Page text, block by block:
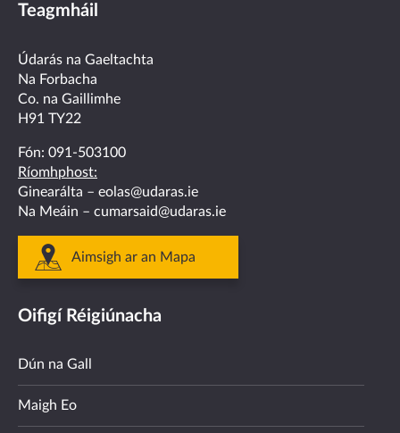
on
facebook
on
twitterlinkedin
Teagmháil
Údarás na Gaeltachta
Na Forbacha
Co. na Gaillimhe
H91 TY22
Fón: 091-503100
Ríomhphost:
Ginearálta – eolas@udaras.ie
Na Meáin – cumarsaid@udaras.ie
Aimsigh ar an Mapa
Oifigí Réigiúnacha
Dún na Gall
Maigh Eo